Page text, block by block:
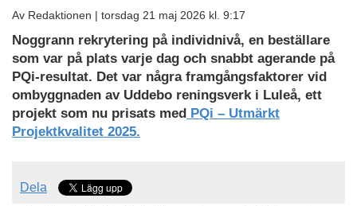
Av Redaktionen | torsdag 21 maj 2026 kl. 9:17
Noggrann rekrytering på individnivå, en beställare
som var på plats varje dag och snabbt agerande på
PQi-resultat. Det var några framgångsfaktorer vid
ombyggnaden av Uddebo reningsverk i Luleå, ett
projekt som nu prisats med PQi – Utmärkt
Projektkvalitet 2025.
Dela